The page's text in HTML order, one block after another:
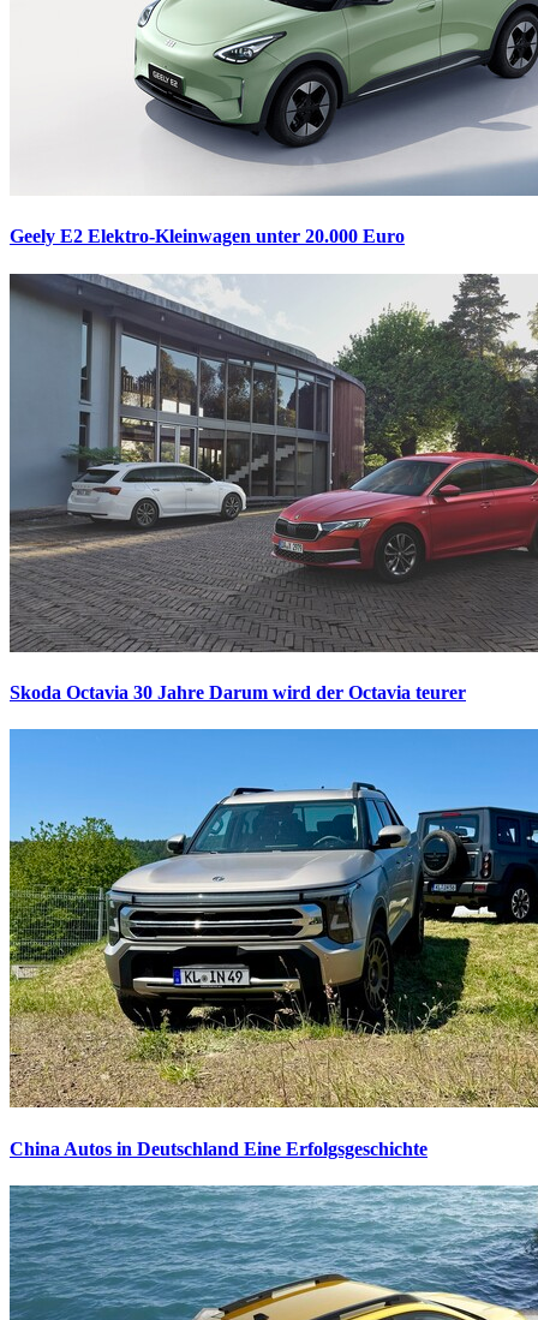
Geely E2 Elektro-Kleinwagen unter 20.000 Euro
Skoda Octavia 30 Jahre Darum wird der Octavia teurer
China Autos in Deutschland Eine Erfolgsgeschichte